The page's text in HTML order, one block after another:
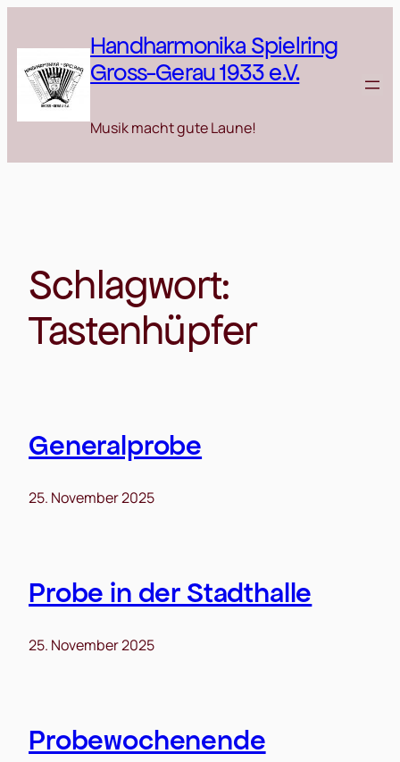
springen
Handharmonika Spielring
Gross-Gerau 1933 e.V.
Musik macht gute Laune!
Schlagwort:
Tastenhüpfer
Generalprobe
25. November 2025
Probe in der Stadthalle
25. November 2025
Probewochenende